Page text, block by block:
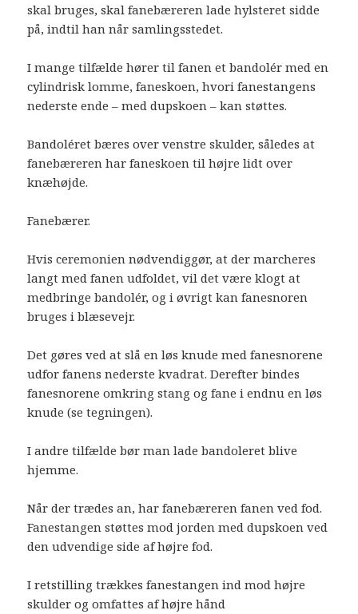
skal bruges, skal fanebæreren lade hylsteret sidde
på, indtil han når samlingsstedet.
I mange tilfælde hører til fanen et bandolér med en
cylindrisk lomme, faneskoen, hvori fanestangens
nederste ende – med dupskoen – kan støttes.
Bandoléret bæres over venstre skulder, således at
fanebæreren har faneskoen til højre lidt over
knæhøjde.
Fanebærer.
Hvis ceremonien nødvendiggør, at der marcheres
langt med fanen udfoldet, vil det være klogt at
medbringe bandolér, og i øvrigt kan fanesnoren
bruges i blæsevejr.
Det gøres ved at slå en løs knude med fanesnorene
udfor fanens nederste kvadrat. Derefter bindes
fanesnorene omkring stang og fane i endnu en løs
knude (se tegningen).
I andre tilfælde bør man lade bandoleret blive
hjemme.
Når der trædes an, har fanebæreren fanen ved fod.
Fanestangen støttes mod jorden med dupskoen ved
den udvendige side af højre fod.
I retstilling trækkes fanestangen ind mod højre
skulder og omfattes af højre hånd